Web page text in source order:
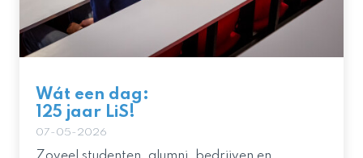
Wát een dag:
125 jaar LiS!
07-05-2026